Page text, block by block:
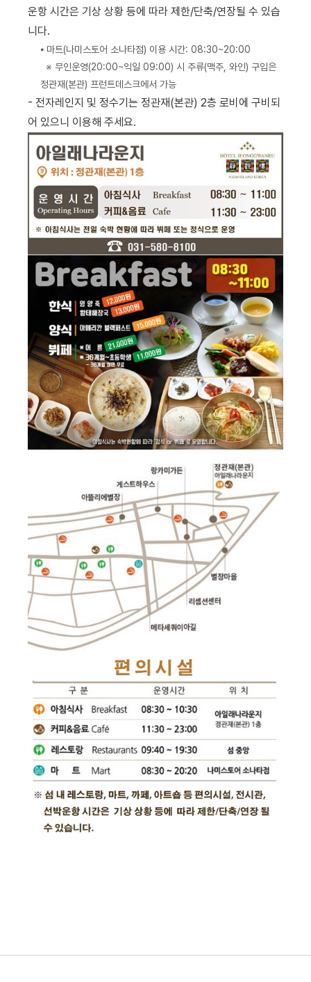
운항 시간은 기상 상황 등에 따라 제한/단축/연장될 수 있습
니다.
⦁ 마트(나미스토어 소나타점) 이용 시간: 08:30~20:00
※ 무인운영(20:00~익일 09:00) 시 주류(맥주, 와인) 구입은
정관재(본관) 프런트데스크에서 가능
- 전자레인지 및 정수기는 정관재(본관) 2층 로비에 구비되
어 있으니 이용해 주세요.